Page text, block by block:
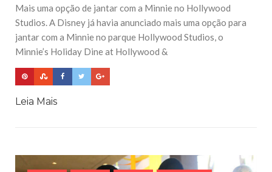
Mais uma opção de jantar com a Minnie no Hollywood
Studios. A Disney já havia anunciado mais uma opção para
jantar com a Minnie no parque Hollywood Studios, o
Minnie’s Holiday Dine at Hollywood &
Leia Mais